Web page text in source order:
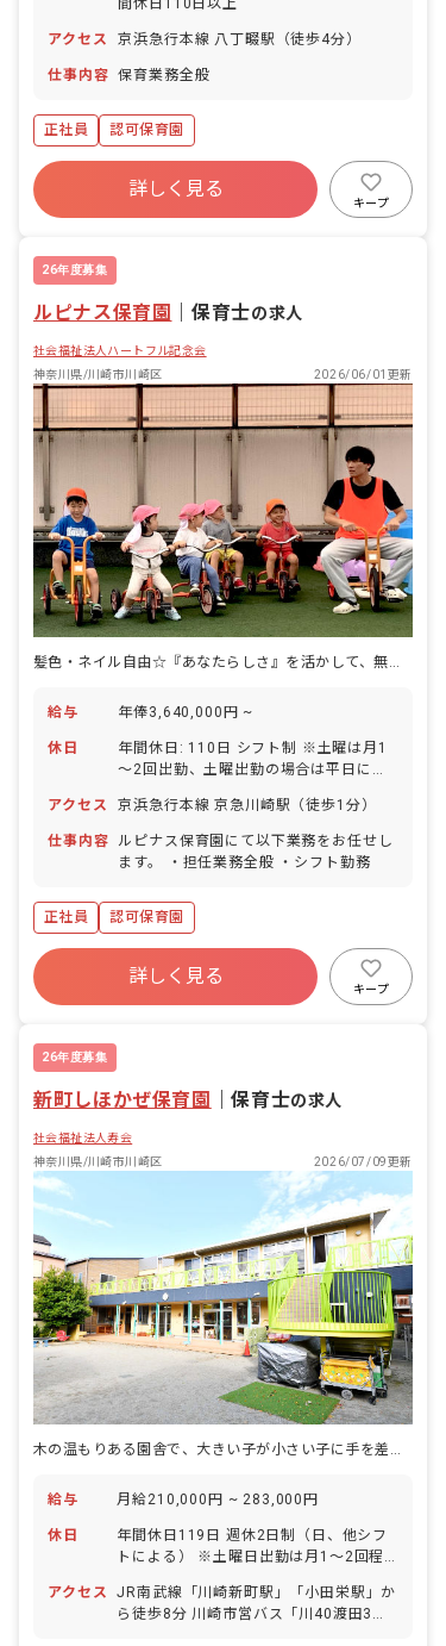
間休日110日以上
アクセス 京浜急行本線 八丁畷駅（徒歩4分）
仕事内容 保育業務全般
正社員 認可保育園
詳しく見る
キープ
26年度募集
ルピナス保育園 ｜保育士の求人
社会福祉法人ハートフル記念会
神奈川県/川崎市川崎区
2026/06/01更新
髪色・ネイル自由☆『あなたらしさ』を活かして、無理なく長く働ける保育園♪
給与 年俸3,640,000円 ~
休日
年間休日: 110日 シフト制 ※土曜は月1
～2回出勤、土曜出勤の場合は平日に公
得率90％／半日単位での有給取得可能／
5日連続の連休も可） 特別休暇（結婚・
出産等慶弔） 産前産後・育児休暇（取得
看護休業 ※1人につき年間5日 生理休暇
裁判員休暇 母子健康管理のための休暇
アクセス 京浜急行本線 京急川崎駅（徒歩1分）
仕事内容
ルピナス保育園にて以下業務をお任せし
ます。 ・担任業務全般 ・シフト勤務
正社員 認可保育園
詳しく見る
キープ
26年度募集
新町しほかぜ保育園 ｜保育士の求人
社会福祉法人寿会
神奈川県/川崎市川崎区
2026/07/09更新
給与 月給210,000円 ~ 283,000円
休日
年間休日119日 週休2日制（日、他シフ
トによる） ※土曜日出勤は月1～2回程
を設けます。 祝日 有給休暇（法定通り
付与、半日単位取得可） 特別有給休暇
アクセス
JR南武線「川崎新町駅」「小田栄駅」か
ら徒歩8分 川崎市営バス「川40渡田3丁